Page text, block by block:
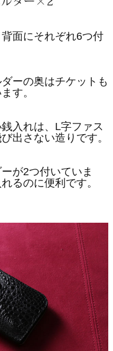
面にそれぞれ6つ付
ーの奥はチケットも
す。
入れは、L字ファス
出さない造りです。
が2つ付いていま
るのに便利です。